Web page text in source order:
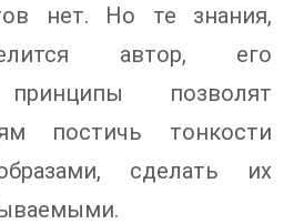
нет. Но те знания,
автор, его
принципы позволят
постичь тонкости
сделать их